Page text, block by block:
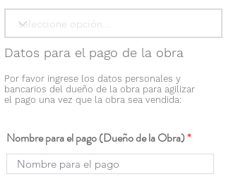
Datos para el pago de la obra
Por favor ingrese los datos personales y
bancarios del dueño de la obra para agilizar
el pago una vez que la obra sea vendida:
Nombre para el pago (Dueño de la Obra)